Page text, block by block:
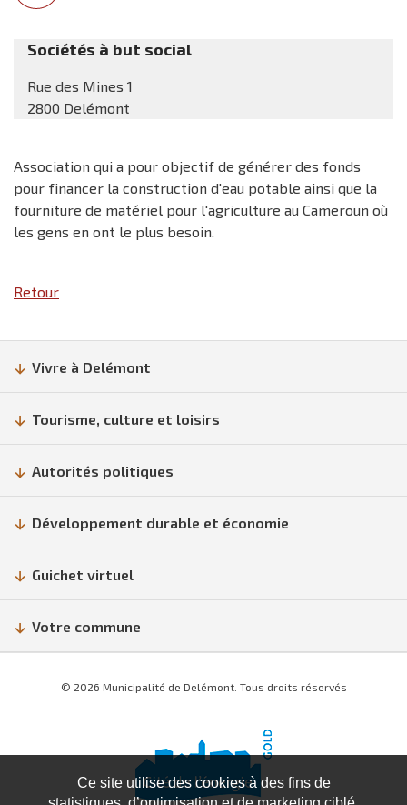
Sociétés à but social
Rue des Mines 1
2800 Delémont
Association qui a pour objectif de générer des fonds
pour financer la construction d'eau potable ainsi que la
fourniture de matériel pour l'agriculture au Cameroun où
les gens en ont le plus besoin.
Retour
Vivre à Delémont
Tourisme, culture et loisirs
Autorités politiques
Développement durable et économie
Guichet virtuel
Votre commune
© 2026 Municipalité de Delémont. Tous droits réservés
Ce site utilise des cookies à des fins de